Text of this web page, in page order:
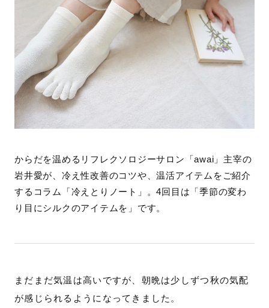
からだを温めるリフレクソロジーサロン「awai」主宰の
岩井愛が、冷え性改善のコツや、温活アイテムをご紹介
するコラム「冷えとりノート」。4回目は「季節の変わ
り目にシルクのアイテムを」です。
まだまだ気温は高いですが、朝晩は少しずつ秋の気配
が感じられるようになってきました。